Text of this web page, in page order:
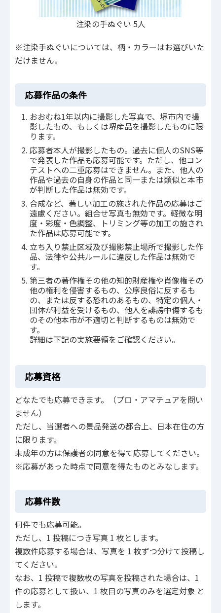
注染の手ぬぐい 5人
※注染手ぬぐいについては、柄・カラーはお選びいた
だけません。
応募作品の条件
おおむね1年以内に撮影した写真で、堺市内で撮
影したもの、もしくは堺産品を撮影したものに限
ります。
応募者本人が撮影したもの。過去に個人のSNS等
で発表した作品も応募可能です。ただし、他コン
テストへの二重応募はできません。また、他人の
作品や過去の自身の作品と同一または類似と本市
が判断した作品は無効です。
合成など、著しい加工の施された作品の応募はご
遠慮ください。組合せ写真も無効です。軽微な明
度・彩度・色調整、トリミング等の加工の施され
た作品は応募可能です。
立ち入り禁止区域及び撮影禁止場所で撮影した作
品、法律や公共ルールに違反した作品は無効で
す。
第三者の著作権その他の知的財産権や肖像権その
他の権利を侵害するもの、公序良俗に反するも
の、または反する恐れのあるもの、特定の個人・
団体が利益を受けるもの、他人を誹謗中傷するも
のその他本市が不適切と判断するものは無効で
す。
詳細は下記の実施要領をご確認ください。
応募資格
どなたでも応募できます。（プロ・アマチュアを問い
ません）
ただし、当選者への景品発送の都合上、日本在住の方
に限ります。
未成年の方は保護者の同意を得て応募してください。
※応募があった時点で同意を得たものとみなします。
応募件数
何件でも応募可能。
ただし、1 投稿につき写真 1 枚とします。
複数件応募する場合は、写真を 1 枚ずつ分けて投稿し
てください。
なお、1 投稿で複数枚の写真を投稿された場合は、1
件の応募として扱い、1 枚目の写真のみを選定対象 と
します。